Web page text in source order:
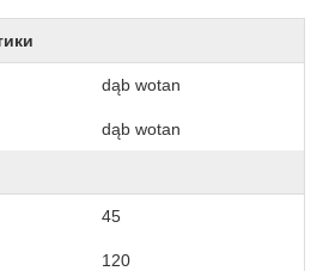
dąb wotan
dąb wotan
45
120